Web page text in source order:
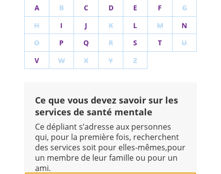
A B C D E F
G
H
I J K L M
N
O
P Q R S T
U
V
W X Y Z
Ce que vous devez savoir sur les
services de santé mentale
Ce dépliant s’adresse aux personnes
qui, pour la première fois, recherchent
des services soit pour elles-mêmes,pour
un membre de leur famille ou pour un
ami.